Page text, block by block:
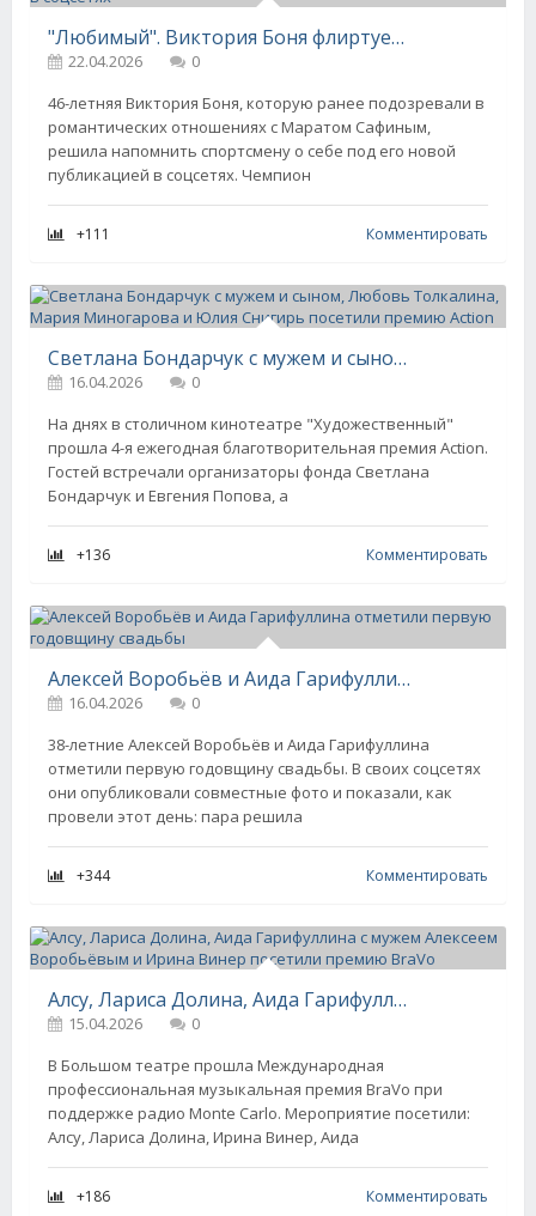
"Любимый". Виктория Боня флиртует с Маратом Сафиным в соцсетях
22.04.2026
0
46-летняя Виктория Боня, которую ранее подозревали в
романтических отношениях с Маратом Сафиным,
решила напомнить спортсмену о себе под его новой
публикацией в соцсетях. Чемпион
+111 Комментировать
Светлана Бондарчук с мужем и сыном, Любовь Толкалина, Мария Миногарова и Юлия Снигирь посетили премию Action
16.04.2026
0
На днях в столичном кинотеатре "Художественный"
прошла 4-я ежегодная благотворительная премия Action.
Гостей встречали организаторы фонда Светлана
Бондарчук и Евгения Попова, а
+136 Комментировать
Алексей Воробьёв и Аида Гарифуллина отметили первую годовщину свадьбы
16.04.2026
0
38-летние Алексей Воробьёв и Аида Гарифуллина
отметили первую годовщину свадьбы. В своих соцсетях
они опубликовали совместные фото и показали, как
провели этот день: пара решила
+344 Комментировать
Алсу, Лариса Долина, Аида Гарифуллина с мужем Алексеем Воробьёвым и Ирина Винер посетили премию BraVo
15.04.2026
0
В Большом театре прошла Международная
профессиональная музыкальная премия BraVo при
поддержке радио Monte Carlo. Мероприятие посетили:
Алсу, Лариса Долина, Ирина Винер, Аида
+186 Комментировать